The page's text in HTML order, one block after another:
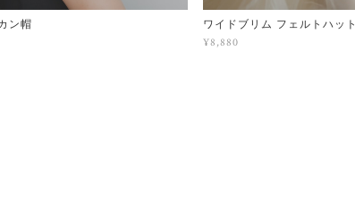
ン帽
ワイドブリム フェルトハット
¥8,880